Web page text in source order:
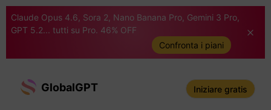
Claude Opus 4.6, Sora 2, Nano Banana Pro, Gemini 3 Pro,
GPT 5.2... tutti su Pro. 46% OFF
Confronta i piani
GlobalGPT Iniziare gratis